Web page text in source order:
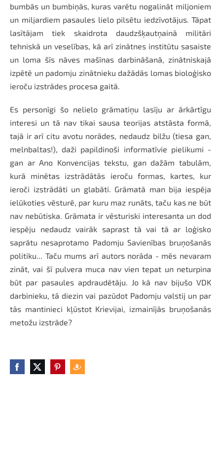
bumbās un bumbiņās, kuras varētu nogalināt miljoniem
un miljardiem pasaules lielo pilsētu iedzīvotājus. Tāpat
lasītājam tiek skaidrota daudzšķautņainā militāri
tehniskā un veselības, kā arī zinātnes institūtu sasaiste
un loma šīs nāves mašīnas darbināšanā, zinātniskajā
izpētē un padomju zinātnieku dažādās lomas bioloģisko
ieroču izstrādes procesa gaitā.
Es personīgi šo nelielo grāmatiņu lasīju ar ārkārtīgu
interesi un tā nav tikai sausa teorijas atstāsta formā,
tajā ir arī citu avotu norādes, nedaudz bilžu (tiesa gan,
melnbaltas!), daži papildinoši informatīvie pielikumi -
gan ar Ano Konvencijas tekstu, gan dažām tabulām,
kurā minētas izstrādātās ieroču formas, kartes, kur
ieroči izstrādāti un glabāti. Grāmatā man bija iespēja
ielūkoties vēsturē, par kuru maz runāts, taču kas ne būt
nav nebūtiska. Grāmata ir vēsturiski interesanta un dod
iespēju nedaudz vairāk saprast tā vai tā ar loģisko
saprātu nesaprotamo Padomju Savienības bruņošanās
politiku... Taču mums arī autors norāda - mēs nevaram
zināt, vai šī pulvera muca nav vien tepat un neturpina
būt par pasaules apdraudētāju. Jo kā nav bijušo VDK
darbinieku, tā diezin vai pazūdot Padomju valstij un par
tās mantinieci kļūstot Krievijai, izmainījās bruņošanās
metožu izstrāde?